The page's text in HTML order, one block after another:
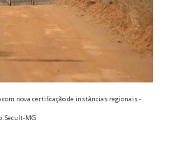
nova certificação de instâncias regionais -
Secult-MG